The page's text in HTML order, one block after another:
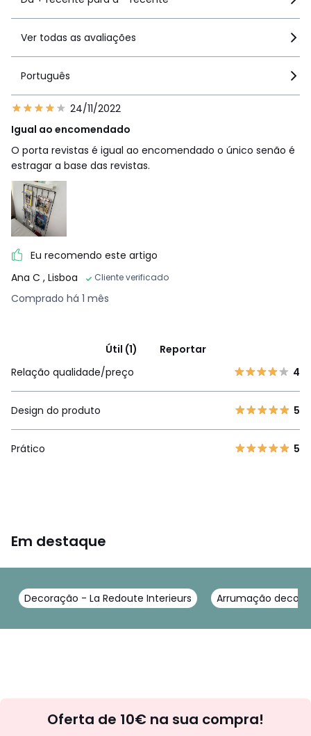
Ver todas as avaliações
Português
24/11/2022
Igual ao encomendado
O porta revistas é igual ao encomendado o único senão é
estragar a base das revistas.
Eu recomendo este artigo
Ana C , Lisboa Cliente verificado
Comprado há 1 mês
Útil (1)
Reportar
Relação qualidade/preço
4
Design do produto 5
Prático 5
Em destaque
Decoração - La Redoute Interieurs Arrumação
Oferta de 10€ na sua compra!